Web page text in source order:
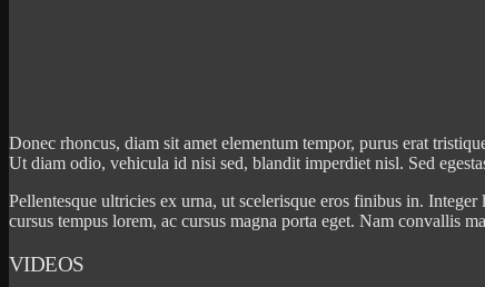
Donec rhoncus, diam sit amet elementum tempor, purus erat
Ut diam odio, vehicula id nisi sed, blandit imperdiet nisl. Sed
Pellentesque ultricies ex urna, ut scelerisque eros finibus in.
cursus tempus lorem, ac cursus magna porta eget. Nam convallis
VIDEOS